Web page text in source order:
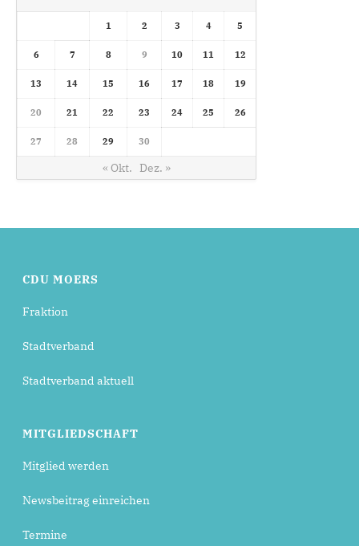
1 2 3 4 5
6 7 8 9 10 11 12
13 14 15 16 17 18 19
20 21 22 23 24 25 26
27 28 29 30
« Okt. Dez. »
CDU MOERS
Fraktion
Stadtverband
Stadtverband aktuell
MITGLIEDSCHAFT
Mitglied werden
Newsbeitrag einreichen
Termine